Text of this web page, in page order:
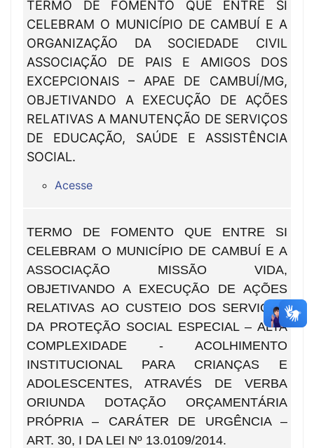
TERMO DE FOMENTO QUE ENTRE SI
CELEBRAM O MUNICÍPIO DE CAMBUÍ E A
ORGANIZAÇÃO DA SOCIEDADE CIVIL
ASSOCIAÇÃO DE PAIS E AMIGOS DOS
EXCEPCIONAIS – APAE DE CAMBUÍ/MG,
OBJETIVANDO A EXECUÇÃO DE AÇÕES
RELATIVAS A MANUTENÇÃO DE SERVIÇOS
DE EDUCAÇÃO, SAÚDE E ASSISTÊNCIA
SOCIAL.
Acesse
TERMO DE FOMENTO QUE ENTRE SI
CELEBRAM O MUNICÍPIO DE CAMBUÍ E A
ASSOCIAÇÃO MISSÃO VIDA,
OBJETIVANDO A EXECUÇÃO DE AÇÕES
RELATIVAS AO CUSTEIO DOS SERVIÇOS
DA PROTEÇÃO SOCIAL ESPECIAL – ALTA
COMPLEXIDADE - ACOLHIMENTO
INSTITUCIONAL PARA CRIANÇAS E
ADOLESCENTES, ATRAVÉS DE VERBA
ORIUNDA DOTAÇÃO ORÇAMENTÁRIA
PRÓPRIA – CARÁTER DE URGÊNCIA –
ART. 30, I DA LEI Nº 13.0109/2014.